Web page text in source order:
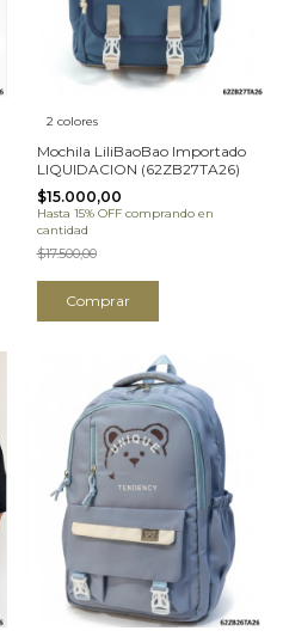
2 colores
Mochila LiliBaoBao Importado
LIQUIDACION (62ZB27TA26)
$15.000,00
Hasta 15% OFF comprando en
cantidad
$17.500,00
Comprar